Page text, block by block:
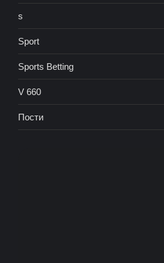
s
Sport
Sports Betting
V 660
Пости